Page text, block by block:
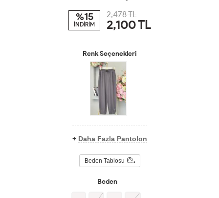
%15
İNDİRİM
2,478 TL
2,100TL
Renk Seçenekleri
+ Daha Fazla Pantolon
Beden Tablosu
Beden